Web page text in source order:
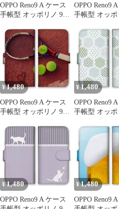
OPPO Reno9 A ケース
手帳型 オッポリノ 9A
ス 夏 かき氷 スイカ あ
さがお ひまわり 麦わら
帽子 アイス ゆるキャラ
かわいい カラー02
OPPO Reno9
手帳型 オッポ
ス バスケ ス
スケットボー
シュート 試合
い カラー08
¥ 1,480
OPPO Reno9 A ケース
手帳型 オッポリノ 9A
ス テニス スポーツ ス
ポーティ ラケット コー
ト スニーカー 部活 か
っこいい カラー09
¥ 1,480
OPPO Reno9
手帳型 オッポ
ス 和風 和柄
市松 矢絣 青
いい 日本 お
品 キレイ カ
¥1,480
OPPO Reno9 A ケース
¥1,480
OPPO Reno9